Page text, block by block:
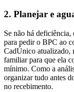
2. Planejar e
Se não há deficiência,
para pedir o BPC ao
CadÚnico atualizado,
familiar para que ela
mínimo. Como a
organizar tudo antes
no recebimento.